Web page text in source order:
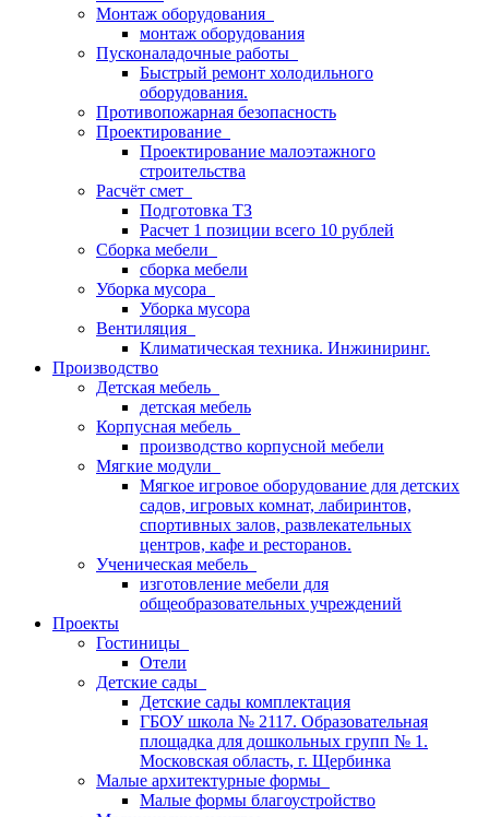
Монтаж оборудования
монтаж оборудования
Пусконаладочные работы
Быстрый ремонт холодильного
оборудования.
Противопожарная безопасность
Проектирование
Проектирование малоэтажного
строительства
Расчёт смет
Подготовка ТЗ
Расчет 1 позиции всего 10 рублей
Сборка мебели
сборка мебели
Уборка мусора
Уборка мусора
Вентиляция
Климатическая техника. Инжиниринг.
Производство
Детская мебель
детская мебель
Корпусная мебель
производство корпусной мебели
Мягкие модули
Мягкое игровое оборудование для детских
садов, игровых комнат, лабиринтов,
спортивных залов, развлекательных
центров, кафе и ресторанов.
Ученическая мебель
изготовление мебели для
общеобразовательных учреждений
Проекты
Гостиницы
Отели
Детские сады
Детские сады комплектация
ГБОУ школа № 2117. Образовательная
площадка для дошкольных групп № 1.
Московская область, г. Щербинка
Малые архитектурные формы
Малые формы благоустройство